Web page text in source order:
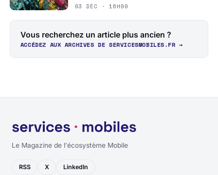
03 DÉC · 16H00
Vous recherchez un article plus ancien ?
ACCÉDEZ AUX ARCHIVES DE SERVICESMOBILES.FR →
Le Magazine de l'écosystème Mobile
RSS X LinkedIn